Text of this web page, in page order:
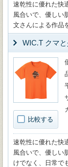
速乾性に優れた快
風合いで、優しい
文さんによる作品
WIC.T クマ
比較する
速乾性に優れた快
風合いで、優しい
けでなく、日常で